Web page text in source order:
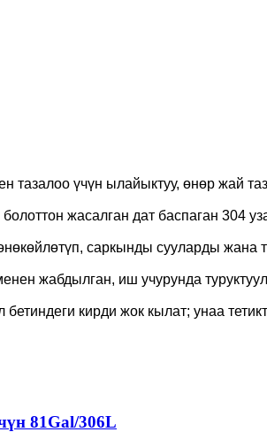
үчүн ылайыктуу, өнөр жай
жасалган дат баспаган 304
саркынды сууларды
жабдылган, иш учурунда
кирди жок кылат; унаа
81Gal/306L